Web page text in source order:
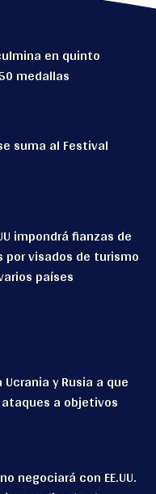
en quinto
medallas
suma al Festival
impondrá fianzas de
por visados de turismo
países
Ucrania y Rusia a que
a objetivos
negociará con EE.UU.